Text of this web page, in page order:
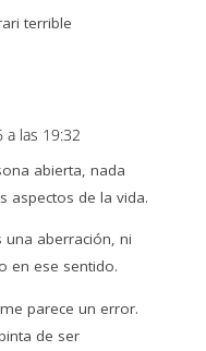
terrible
a las 19:32
abierta, nada
aspectos de la vida.
aberración, ni
en ese sentido.
parece un error.
de ser